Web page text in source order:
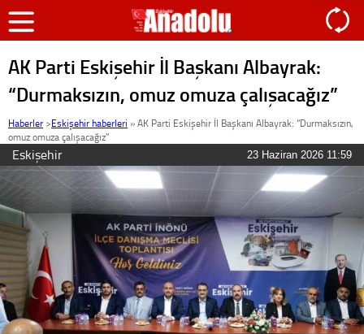
AK Parti Eskişehir İl Başkanı Albayrak:
“Durmaksızın, omuz omuza çalışacağız”
Haberler >Eskişehir haberleri »AK Parti Eskişehir İl Başkanı Albayrak: “Durmaksızın,
omuz omuza çalışacağız”
Eskişehir 23 Haziran 2026 11:59